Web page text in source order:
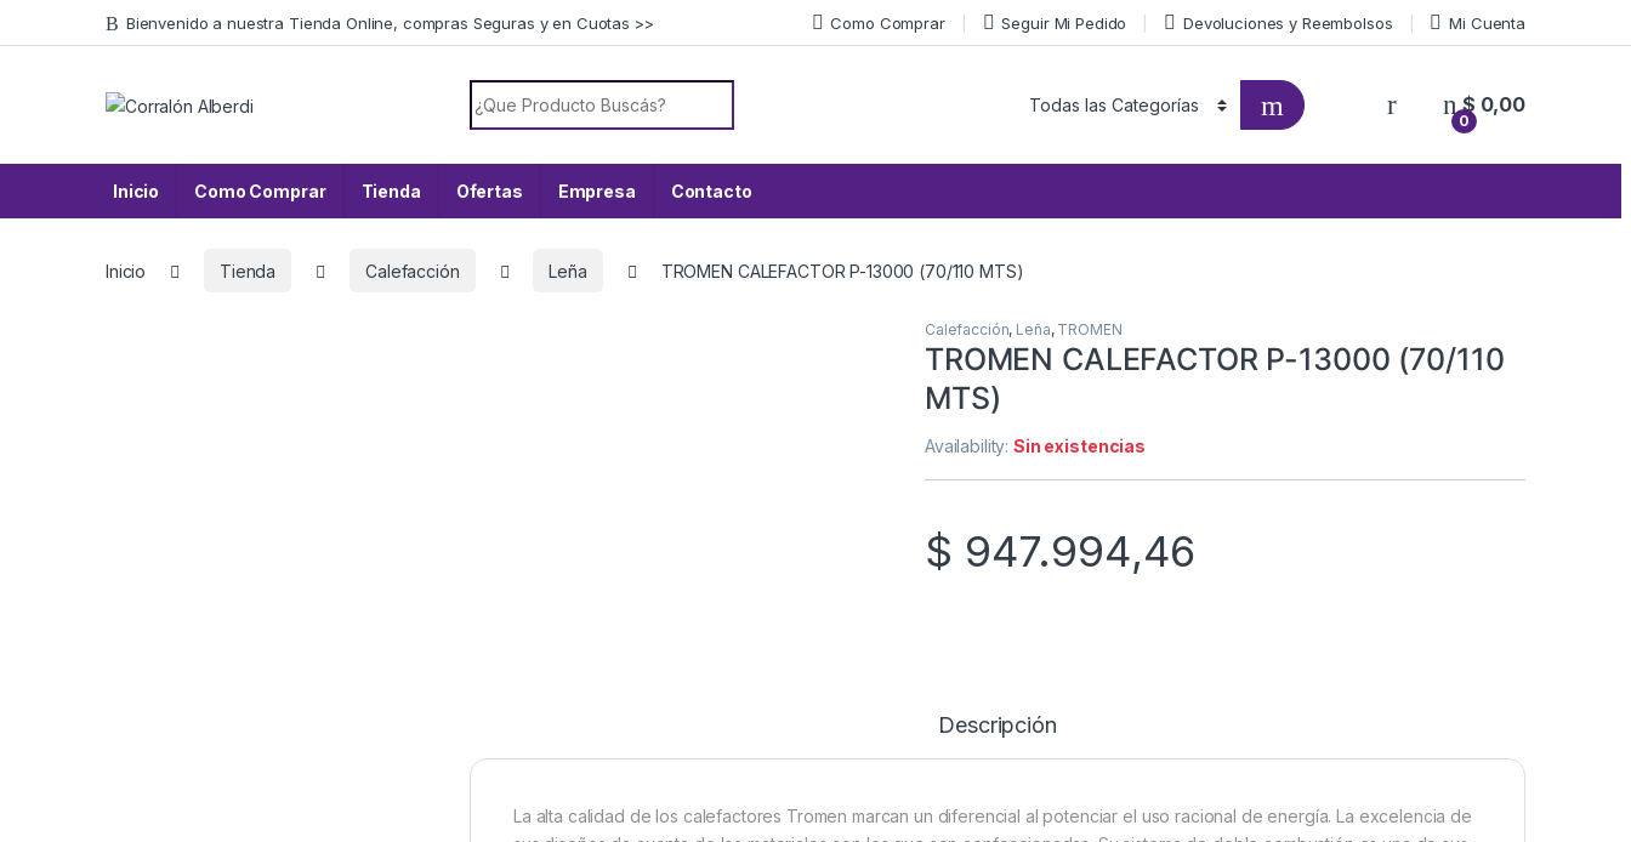
Skip to navigation
Skip to content Bienvenido a nuestra Tienda Online, compras Seguras y en Cuotas >> Como Comprar Seguir Mi Pedido Devoluciones y Reembolsos Mi Cuenta
Search for:
0
$ 0,00
Inicio Como Comprar Tienda Ofertas Empresa Contacto
Inicio Tienda Calefacción Leña TROMEN CALEFACTOR P-13000 (70/110 MTS)
Calefacción, Leña, TROMEN
TROMEN CALEFACTOR P-13000 (70/110
MTS)
Availability:Sin existencias
$ 947.994,46
Descripción
La alta calidad de los calefactores Tromen marcan un diferencial al potenciar el uso racional de energía. La excelencia de